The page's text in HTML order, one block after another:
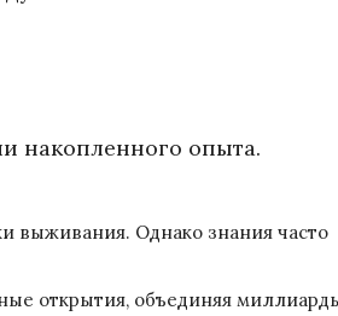
накопленного опыта.
выживания. Однако знания часто
открытия, объединяя